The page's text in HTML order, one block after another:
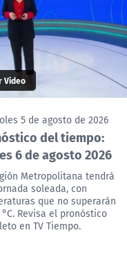
Video
5 de agosto de 2026
del tiempo:
6 de agosto 2026
Metropolitana tendrá
soleada, con
que no superarán
°C. Revisa el pronóstico
en TV Tiempo.